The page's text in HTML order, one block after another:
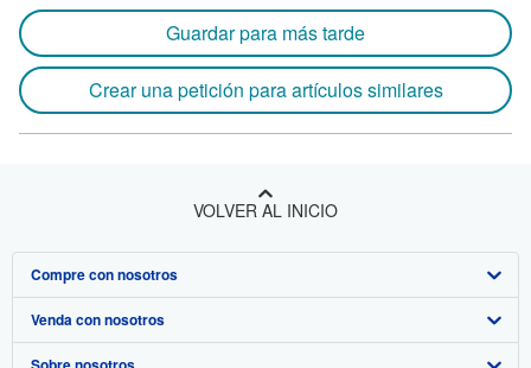
Guardar para más tarde
Crear una petición para artículos similares
VOLVER AL INICIO
Compre con nosotros
Búsqueda avanzada
Venda con nosotros